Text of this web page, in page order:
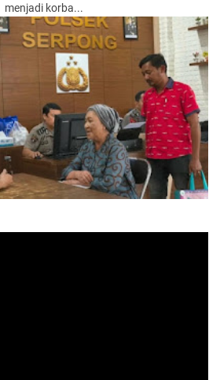
menjadi korba...